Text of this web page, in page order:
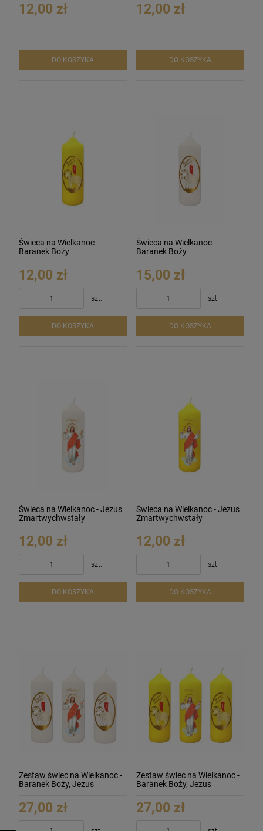
12,00 zł
DO KOSZYKA
12,00 zł
DO KOSZYKA
Świeca na Wielkanoc -
Baranek Boży
12,00 zł
szt.
DO KOSZYKA
Świeca na Wielkanoc -
Baranek Boży
15,00 zł
szt.
DO KOSZYKA
Świeca na Wielkanoc - Jezus
Zmartwychwstały
12,00 zł
szt.
DO KOSZYKA
Świeca na Wielkanoc - Jezus
Zmartwychwstały
12,00 zł
szt.
DO KOSZYKA
Zestaw świec na Wielkanoc -
Baranek Boży, Jezus
27,00 zł
Zestaw świec na Wielkanoc -
Baranek Boży, Jezus
27,00 zł